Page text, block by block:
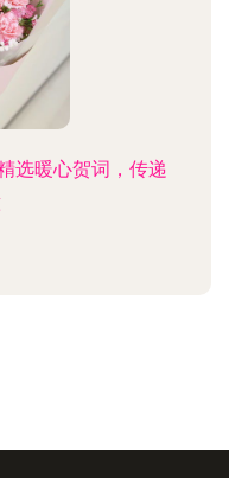
选暖心贺词，传递